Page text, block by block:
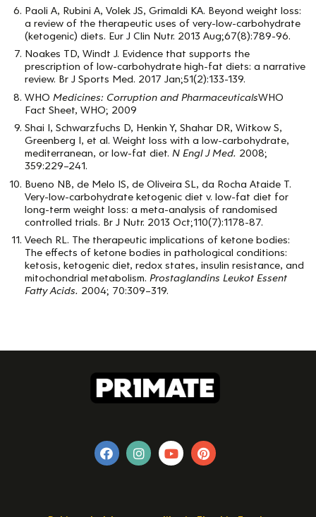
Paoli A, Rubini A, Volek JS, Grimaldi KA. Beyond weight loss:
a review of the therapeutic uses of very-low-carbohydrate
(ketogenic) diets. Eur J Clin Nutr. 2013 Aug;67(8):789-96.
Noakes TD, Windt J. Evidence that supports the
prescription of low-carbohydrate high-fat diets: a narrative
review. Br J Sports Med. 2017 Jan;51(2):133-139.
WHO Medicines: Corruption and PharmaceuticalsWHO
Fact Sheet, WHO; 2009
Shai I, Schwarzfuchs D, Henkin Y, Shahar DR, Witkow S,
Greenberg I, et al. Weight loss with a low-carbohydrate,
mediterranean, or low-fat diet. N Engl J Med. 2008;
359:229–241.
Bueno NB, de Melo IS, de Oliveira SL, da Rocha Ataide T.
Very-low-carbohydrate ketogenic diet v. low-fat diet for
long-term weight loss: a meta-analysis of randomised
controlled trials. Br J Nutr. 2013 Oct;110(7):1178-87.
Veech RL. The therapeutic implications of ketone bodies:
The effects of ketone bodies in pathological conditions:
ketosis, ketogenic diet, redox states, insulin resistance, and
mitochondrial metabolism. Prostaglandins Leukot Essent
Fatty Acids. 2004; 70:309–319.